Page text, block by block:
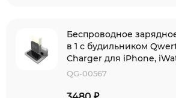
Беспроводное
в 1 с будильником
Charger для iPhone,
QG-00567